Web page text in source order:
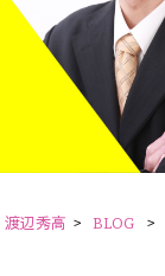
渡辺秀高 > BLOG >